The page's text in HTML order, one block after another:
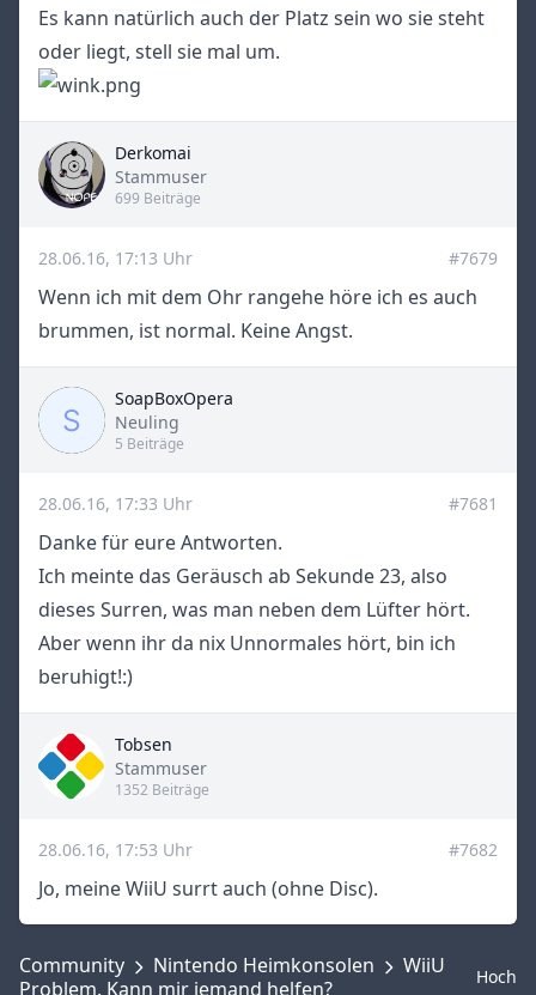
Es kann natürlich auch der Platz sein wo sie steht
oder liegt, stell sie mal um.
Derkomai
Title
Stammuser
699 Beiträge
28.06.16, 17:13 Uhr #7679
Wenn ich mit dem Ohr rangehe höre ich es auch
brummen, ist normal. Keine Angst.
SoapBoxOpera
Title
Neuling
5 Beiträge
28.06.16, 17:33 Uhr #7681
Danke für eure Antworten.
Ich meinte das Geräusch ab Sekunde 23, also
dieses Surren, was man neben dem Lüfter hört.
Aber wenn ihr da nix Unnormales hört, bin ich
beruhigt!:)
Tobsen
Title
Stammuser
1352 Beiträge
28.06.16, 17:53 Uhr #7682
Jo, meine WiiU surrt auch (ohne Disc).
Community Nintendo Heimkonsolen
WiiU
Problem. Kann mir jemand helfen?
Hoch